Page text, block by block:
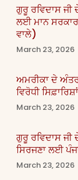
ਗੁਰੂ ਰਵਿਦਾਸ ਜੀ
ਲਈ ਮਾਨ
ਵਾਲੇ)
March 23, 2026
ਅਮਰੀਕਾ ਦੇ
ਵਿਰੋਧੀ ਸਿਫ਼ਾਰਿਸ਼ਾਂ
March 23, 2026
ਗੁਰੂ ਰਵਿਦਾਸ ਜੀ
ਸਿਰਜਣਾ ਲਈ
March 23, 2026